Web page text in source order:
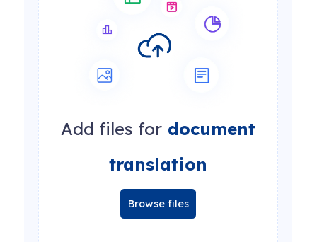
Add files for document
translation
Browse files